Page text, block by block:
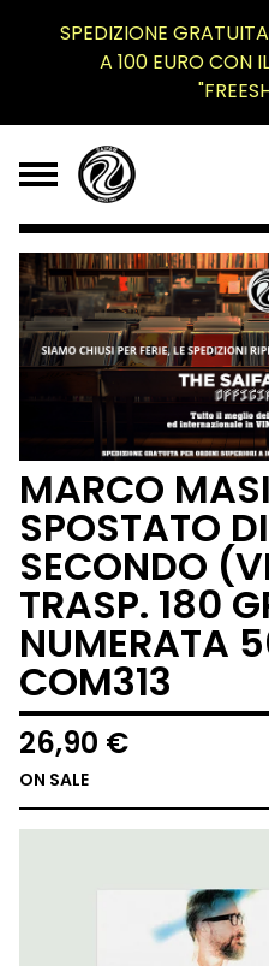
SPEDIZIONE
A 100 EURO CON
MARCO
SPOSTATO
SECONDO
TRASP. 180
NUMERATA
COM313
26,90 €
ON SALE